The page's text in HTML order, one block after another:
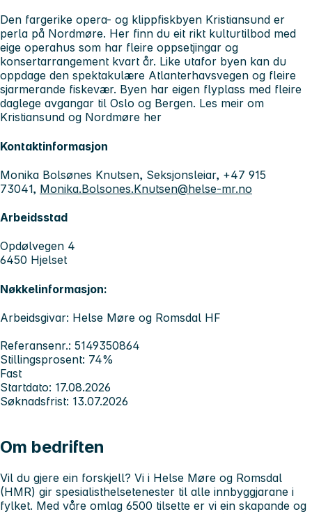
Den fargerike opera- og klippfiskbyen Kristiansund er
perla på Nordmøre. Her finn du eit rikt kulturtilbod med
eige operahus som har fleire oppsetjingar og
konsertarrangement kvart år. Like utafor byen kan du
oppdage den spektakulære Atlanterhavsvegen og fleire
sjarmerande fiskevær. Byen har eigen flyplass med fleire
daglege avgangar til Oslo og Bergen. Les meir om
Kristiansund og Nordmøre her
Kontaktinformasjon
Monika Bolsønes Knutsen, Seksjonsleiar, +47 915
73041, Monika.Bolsones.Knutsen@helse-mr.no
Arbeidsstad
Opdølvegen 4
6450 Hjelset
Nøkkelinformasjon:
Arbeidsgivar: Helse Møre og Romsdal HF
Referansenr.: 5149350864
Stillingsprosent: 74%
Fast
Startdato: 17.08.2026
Søknadsfrist: 13.07.2026
Om bedriften
Vil du gjere ein forskjell? Vi i Helse Møre og Romsdal
(HMR) gir spesialisthelsetenester til alle innbyggjarane i
fylket. Med våre omlag 6500 tilsette er vi ein skapande og